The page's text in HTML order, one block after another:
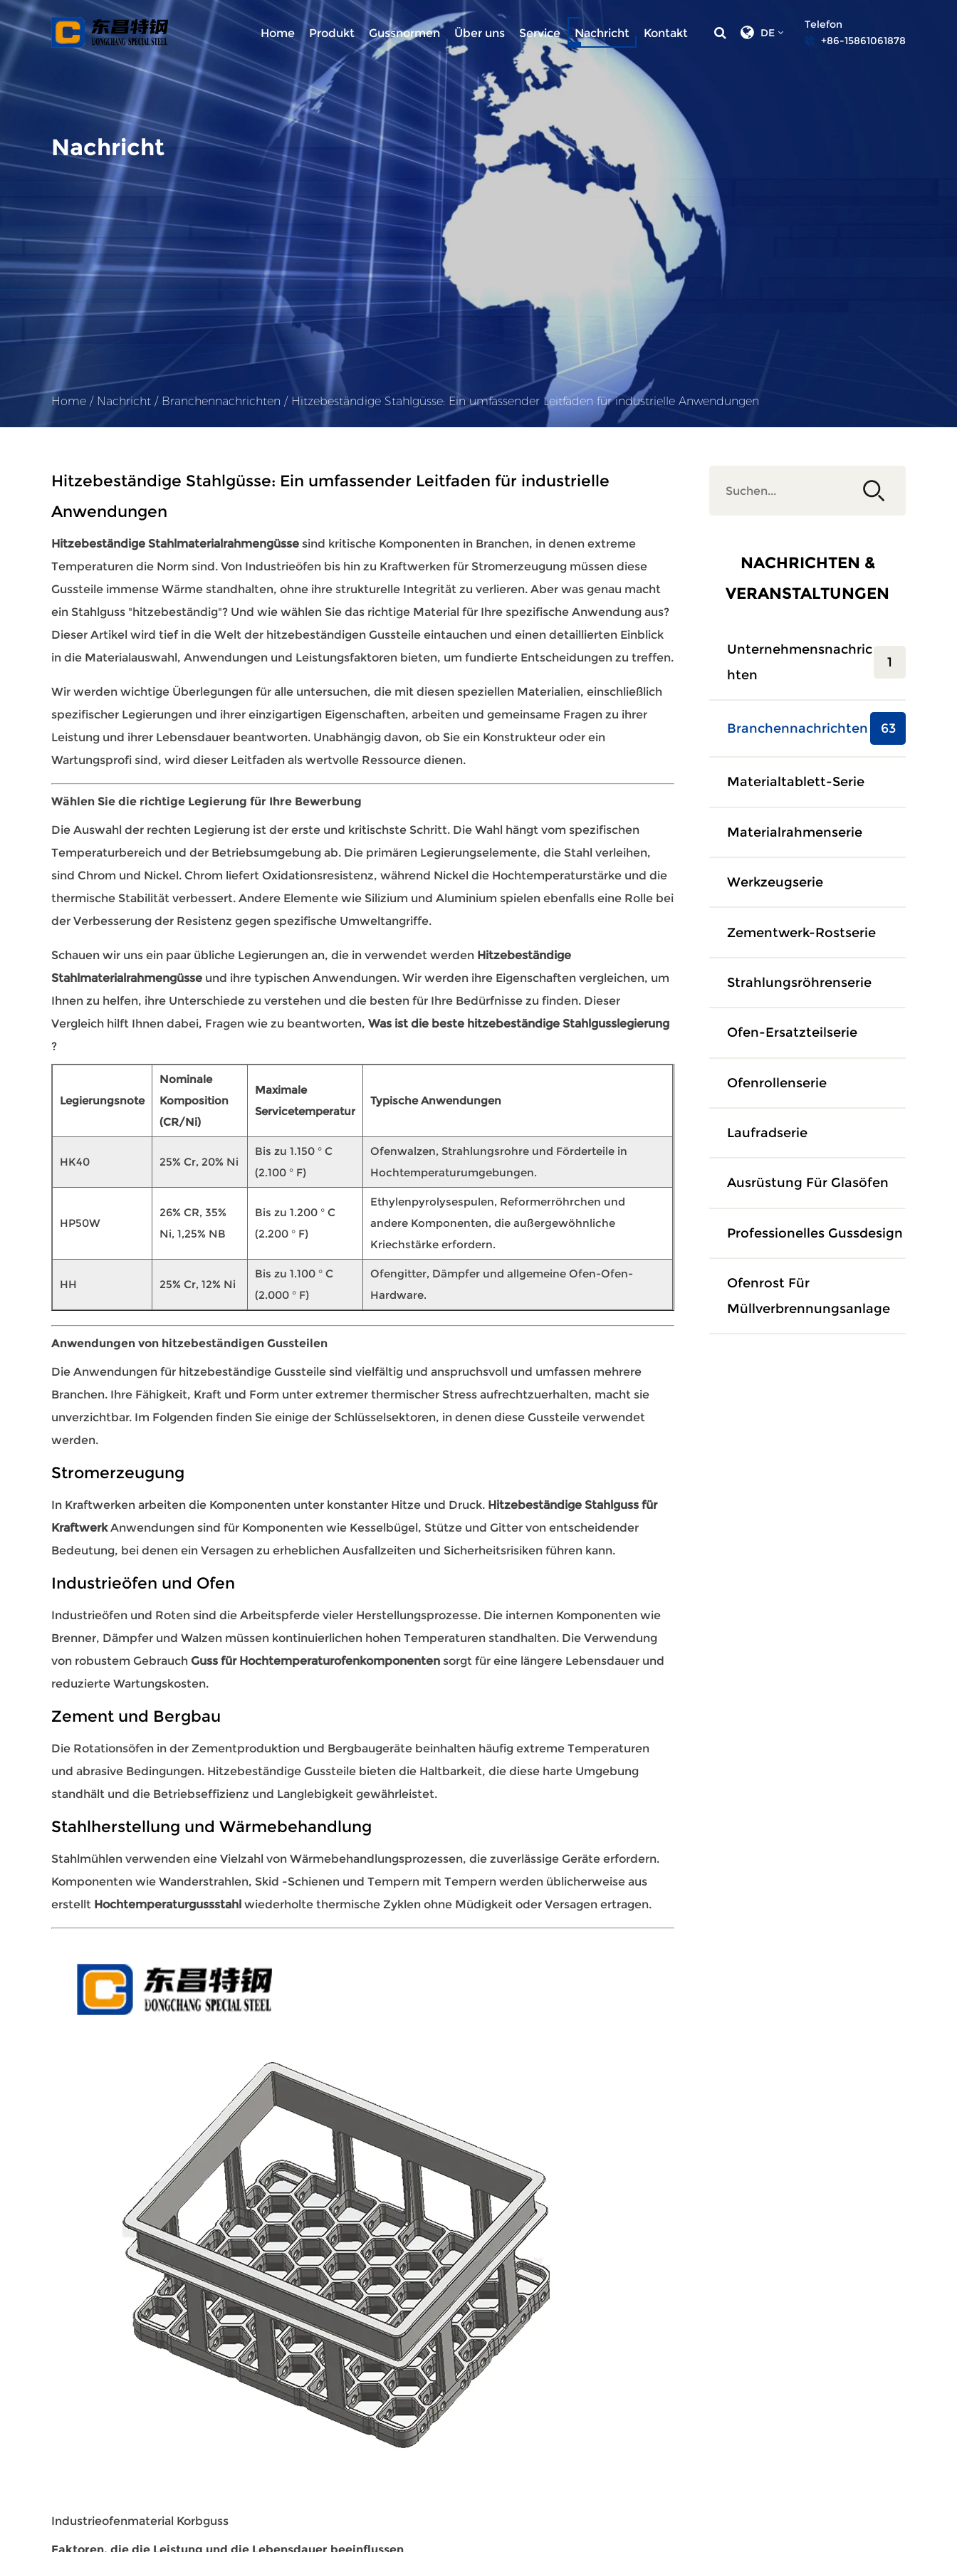
Home Produkt Gussnormen Über uns Service Nachricht Kontakt DE
Telefon
+86-15861061878
Nachricht
Home / Nachricht / Branchennachrichten / Hitzebeständige Stahlgüsse: Ein umfassender Leitfaden für industrielle Anwendungen
Hitzebeständige Stahlgüsse: Ein umfassender Leitfaden für industrielle
Anwendungen
Hitzebeständige Stahlmaterialrahmengüsse sind kritische Komponenten in Branchen, in denen extreme
Temperaturen die Norm sind. Von Industrieöfen bis hin zu Kraftwerken für Stromerzeugung müssen diese
Gussteile immense Wärme standhalten, ohne ihre strukturelle Integrität zu verlieren. Aber was genau macht
ein Stahlguss "hitzebeständig"? Und wie wählen Sie das richtige Material für Ihre spezifische Anwendung aus?
Dieser Artikel wird tief in die Welt der hitzebeständigen Gussteile eintauchen und einen detaillierten Einblick
in die Materialauswahl, Anwendungen und Leistungsfaktoren bieten, um fundierte Entscheidungen zu treffen.
Wir werden wichtige Überlegungen für alle untersuchen, die mit diesen speziellen Materialien, einschließlich
spezifischer Legierungen und ihrer einzigartigen Eigenschaften, arbeiten und gemeinsame Fragen zu ihrer
Leistung und ihrer Lebensdauer beantworten. Unabhängig davon, ob Sie ein Konstrukteur oder ein
Wartungsprofi sind, wird dieser Leitfaden als wertvolle Ressource dienen.
Wählen Sie die richtige Legierung für Ihre Bewerbung
Die Auswahl der rechten Legierung ist der erste und kritischste Schritt. Die Wahl hängt vom spezifischen
Temperaturbereich und der Betriebsumgebung ab. Die primären Legierungselemente, die Stahl verleihen,
sind Chrom und Nickel. Chrom liefert Oxidationsresistenz, während Nickel die Hochtemperaturstärke und die
thermische Stabilität verbessert. Andere Elemente wie Silizium und Aluminium spielen ebenfalls eine Rolle bei
der Verbesserung der Resistenz gegen spezifische Umweltangriffe.
Schauen wir uns ein paar übliche Legierungen an, die in verwendet werden Hitzebeständige
Stahlmaterialrahmengüsse und ihre typischen Anwendungen. Wir werden ihre Eigenschaften vergleichen, um
Ihnen zu helfen, ihre Unterschiede zu verstehen und die besten für Ihre Bedürfnisse zu finden. Dieser
Vergleich hilft Ihnen dabei, Fragen wie zu beantworten, Was ist die beste hitzebeständige Stahlgusslegierung
?
Legierungsnote
Nominale
Komposition
(CR/Ni)
Maximale
Servicetemperatur
Typische Anwendungen
HK40 25% Cr, 20% Ni
Bis zu 1.150 ° C
(2.100 ° F)
Ofenwalzen, Strahlungsrohre und Förderteile in
Hochtemperaturumgebungen.
HP50W
26% CR, 35%
Ni, 1,25% NB
Bis zu 1.200 ° C
(2.200 ° F)
Ethylenpyrolysespulen, Reformerröhrchen und
andere Komponenten, die außergewöhnliche
Kriechstärke erfordern.
HH 25% Cr, 12% Ni
Bis zu 1.100 ° C
(2.000 ° F)
Ofengitter, Dämpfer und allgemeine Ofen-Ofen-
Hardware.
Anwendungen von hitzebeständigen Gussteilen
Die Anwendungen für hitzebeständige Gussteile sind vielfältig und anspruchsvoll und umfassen mehrere
Branchen. Ihre Fähigkeit, Kraft und Form unter extremer thermischer Stress aufrechtzuerhalten, macht sie
unverzichtbar. Im Folgenden finden Sie einige der Schlüsselsektoren, in denen diese Gussteile verwendet
werden.
Stromerzeugung
In Kraftwerken arbeiten die Komponenten unter konstanter Hitze und Druck. Hitzebeständige Stahlguss für
KraftwerkAnwendungen sind für Komponenten wie Kesselbügel, Stütze und Gitter von entscheidender
Bedeutung, bei denen ein Versagen zu erheblichen Ausfallzeiten und Sicherheitsrisiken führen kann.
Industrieöfen und Ofen
Industrieöfen und Roten sind die Arbeitspferde vieler Herstellungsprozesse. Die internen Komponenten wie
Brenner, Dämpfer und Walzen müssen kontinuierlichen hohen Temperaturen standhalten. Die Verwendung
von robustem Gebrauch Guss für Hochtemperaturofenkomponenten sorgt für eine längere Lebensdauer und
reduzierte Wartungskosten.
Zement und Bergbau
Die Rotationsöfen in der Zementproduktion und Bergbaugeräte beinhalten häufig extreme Temperaturen
und abrasive Bedingungen. Hitzebeständige Gussteile bieten die Haltbarkeit, die diese harte Umgebung
standhält und die Betriebseffizienz und Langlebigkeit gewährleistet.
Stahlherstellung und Wärmebehandlung
Stahlmühlen verwenden eine Vielzahl von Wärmebehandlungsprozessen, die zuverlässige Geräte erfordern.
Komponenten wie Wanderstrahlen, Skid -Schienen und Tempern mit Tempern werden üblicherweise aus
erstellt Hochtemperaturgussstahl wiederholte thermische Zyklen ohne Müdigkeit oder Versagen ertragen.
Industrieofenmaterial Korbguss
NACHRICHTEN &
VERANSTALTUNGEN
Unternehmensnachric
Hten
1
Branchennachrichten 63
Materialtablett-Serie
Materialrahmenserie
Werkzeugserie
Zementwerk-Rostserie
Strahlungsröhrenserie
Ofen-Ersatzteilserie
Ofenrollenserie
Laufradserie
Ausrüstung Für Glasöfen
Professionelles Gussdesign
Ofenrost Für
Müllverbrennungsanlage